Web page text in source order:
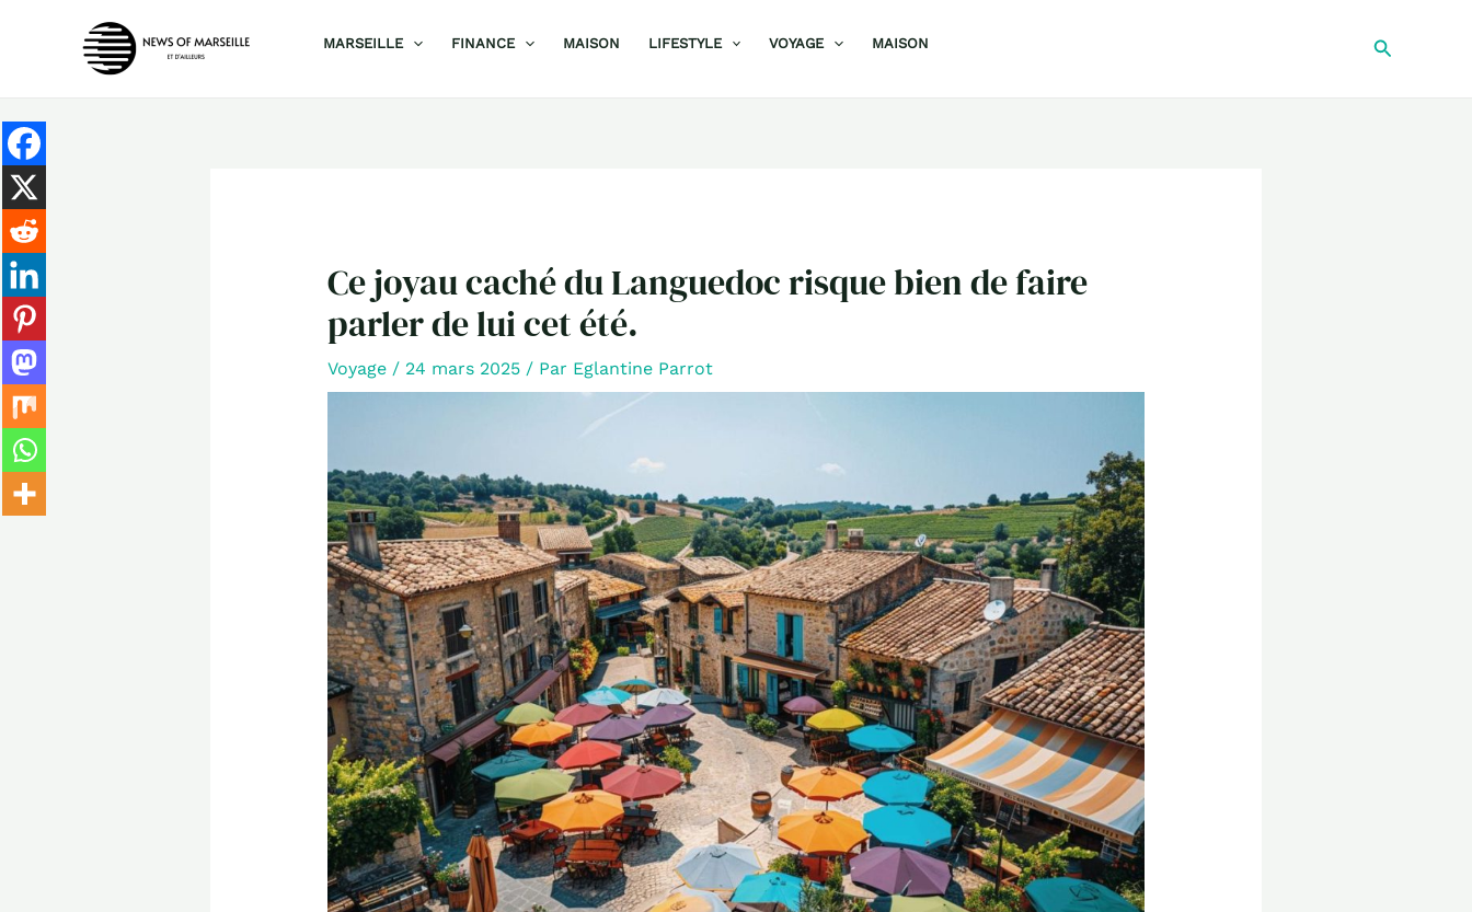
MARSEILLE FINANCE MAISON LIFESTYLE VOYAGE MAISON
Ce joyau caché du Languedoc risque bien de faire
parler de lui cet été.
Voyage/ 24 mars 2025 / Par Eglantine Parrot